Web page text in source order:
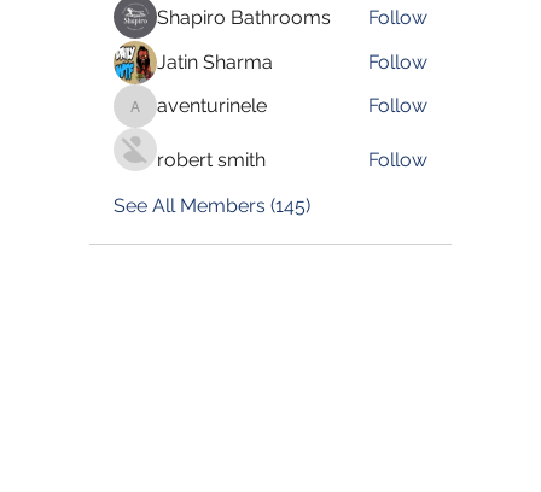
Shapiro Bathrooms
Follow
Jatin Sharma
Follow
aventurinele
aventurinele Follow
robert smith
Follow
See All Members (145)